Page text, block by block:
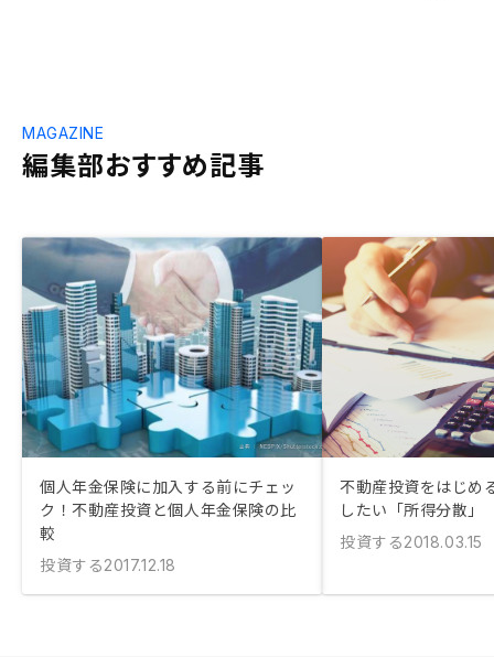
編集部おすすめ記事
MAGAZINE
個人年金保険に加入する前にチェッ
ク！不動産投資と個人年金保険の比
較
投資する2017.12.18
不動産投資をはじめ
したい「所得分散」
投資する2018.03.15